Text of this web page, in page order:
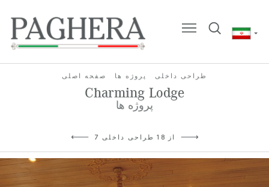
صفحه اصلی پروژه ها طراحی داخلی
Charming Lodge
پروژه ها
7 از 18 طراحی داخلی